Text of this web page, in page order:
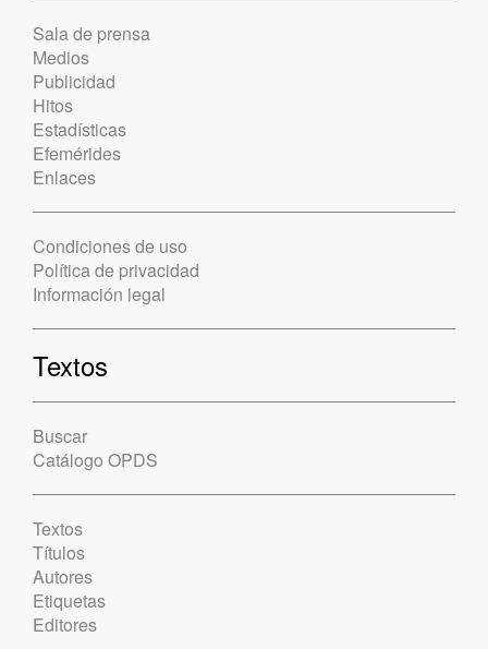
Sala de prensa
Medios
Publicidad
Hitos
Estadísticas
Efemérides
Enlaces
Condiciones de uso
Política de privacidad
Información legal
Textos
Buscar
Catálogo OPDS
Textos
Títulos
Autores
Etiquetas
Editores